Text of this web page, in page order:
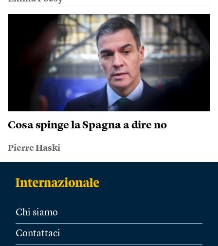
Cosa spinge la Spagna a dire no
Pierre Haski
Chi siamo
Contattaci